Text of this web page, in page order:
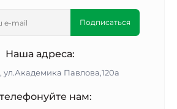
Подписаться
Наша адреса:
ул.Академика Павлова,120а
нам: